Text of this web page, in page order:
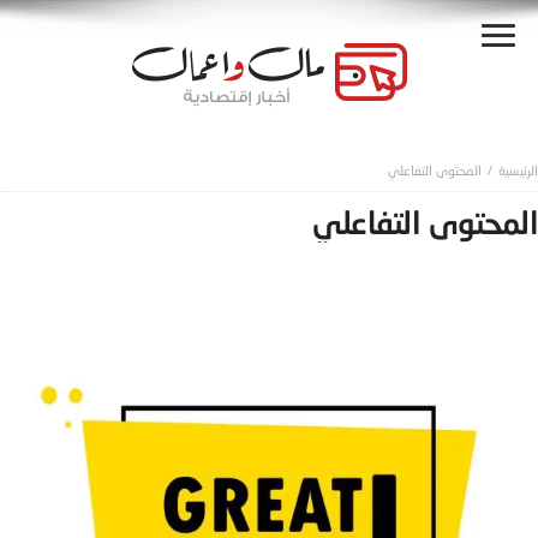
المحتوى التفاعلي
المحتوى التفاعلي